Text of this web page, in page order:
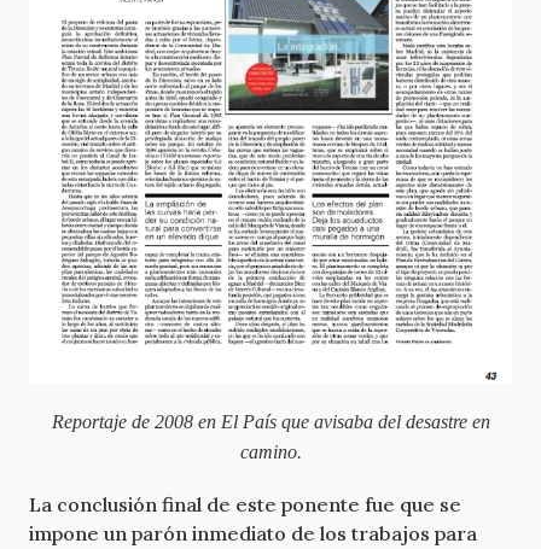
Reportaje de 2008 en El País que avisaba del desastre en
camino.
La conclusión final de este ponente fue que se
impone un parón inmediato de los trabajos para